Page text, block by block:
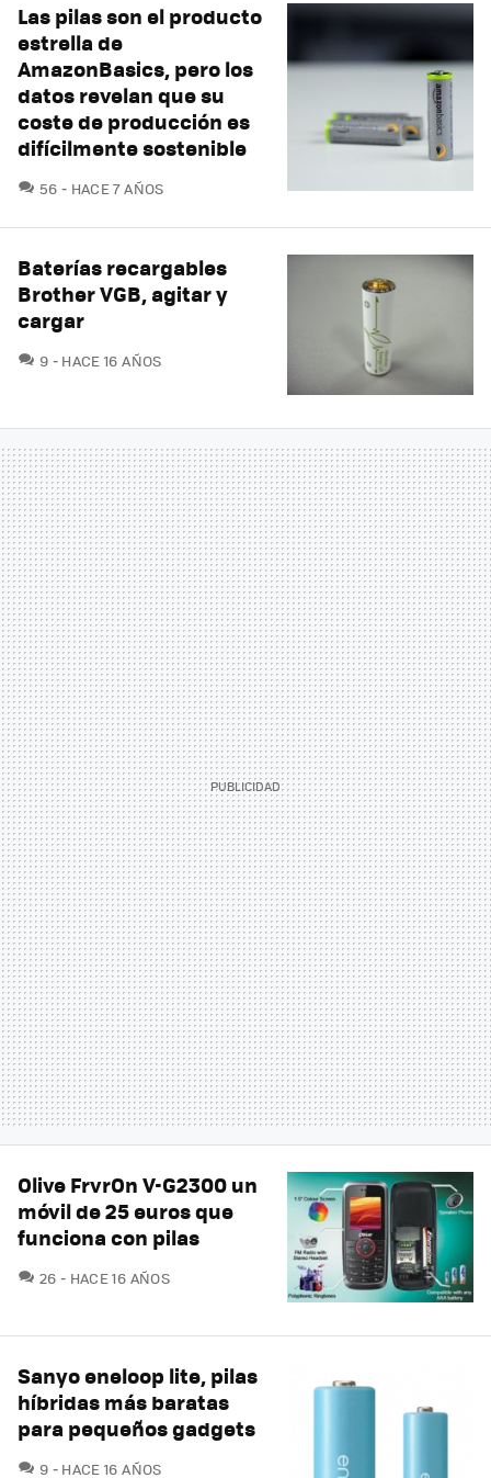
Las pilas son el producto
estrella de
AmazonBasics, pero los
datos revelan que su
coste de producción es
difícilmente sostenible
56 COMENTARIOS
HACE 7 AÑOS
Baterías recargables
Brother VGB, agitar y
cargar
9 COMENTARIOS
HACE 16 AÑOS
Olive FrvrOn V-G2300 un
móvil de 25 euros que
funciona con pilas
26 COMENTARIOS
HACE 16 AÑOS
Sanyo eneloop lite, pilas
híbridas más baratas
para pequeños gadgets
9 COMENTARIOS
HACE 16 AÑOS